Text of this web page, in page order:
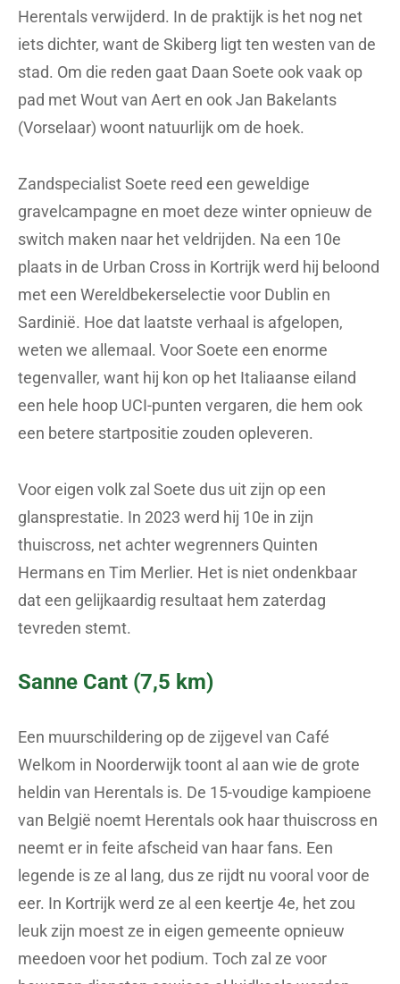
Herentals verwijderd. In de praktijk is het nog net
iets dichter, want de Skiberg ligt ten westen van de
stad. Om die reden gaat Daan Soete ook vaak op
pad met Wout van Aert en ook Jan Bakelants
(Vorselaar) woont natuurlijk om de hoek.
Zandspecialist Soete reed een geweldige
gravelcampagne en moet deze winter opnieuw de
switch maken naar het veldrijden. Na een 10e
plaats in de Urban Cross in Kortrijk werd hij beloond
met een Wereldbekerselectie voor Dublin en
Sardinië. Hoe dat laatste verhaal is afgelopen,
weten we allemaal. Voor Soete een enorme
tegenvaller, want hij kon op het Italiaanse eiland
een hele hoop UCI-punten vergaren, die hem ook
een betere startpositie zouden opleveren.
Voor eigen volk zal Soete dus uit zijn op een
glansprestatie. In 2023 werd hij 10e in zijn
thuiscross, net achter wegrenners Quinten
Hermans en Tim Merlier. Het is niet ondenkbaar
dat een gelijkaardig resultaat hem zaterdag
tevreden stemt.
Sanne Cant (7,5 km)
Een muurschildering op de zijgevel van Café
Welkom in Noorderwijk toont al aan wie de grote
heldin van Herentals is. De 15-voudige kampioene
van België noemt Herentals ook haar thuiscross en
neemt er in feite afscheid van haar fans. Een
legende is ze al lang, dus ze rijdt nu vooral voor de
eer. In Kortrijk werd ze al een keertje 4e, het zou
leuk zijn moest ze in eigen gemeente opnieuw
meedoen voor het podium. Toch zal ze voor